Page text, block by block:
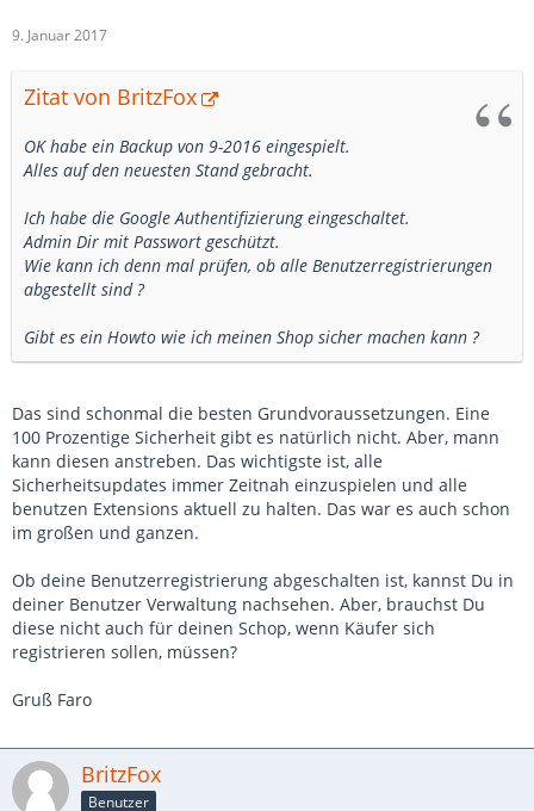
9. Januar 2017
Zitat von BritzFox
OK habe ein Backup von 9-2016 eingespielt.
Alles auf den neuesten Stand gebracht.
Ich habe die Google Authentifizierung eingeschaltet.
Admin Dir mit Passwort geschützt.
Wie kann ich denn mal prüfen, ob alle Benutzerregistrierungen
abgestellt sind ?
Gibt es ein Howto wie ich meinen Shop sicher machen kann ?
Das sind schonmal die besten Grundvoraussetzungen. Eine
100 Prozentige Sicherheit gibt es natürlich nicht. Aber, mann
kann diesen anstreben. Das wichtigste ist, alle
Sicherheitsupdates immer Zeitnah einzuspielen und alle
benutzen Extensions aktuell zu halten. Das war es auch schon
im großen und ganzen.
Ob deine Benutzerregistrierung abgeschalten ist, kannst Du in
deiner Benutzer Verwaltung nachsehen. Aber, brauchst Du
diese nicht auch für deinen Schop, wenn Käufer sich
registrieren sollen, müssen?
Gruß Faro
BritzFox
Benutzer